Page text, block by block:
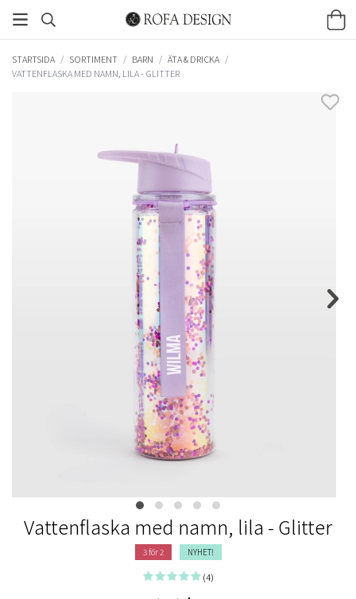
STARTSIDA / SORTIMENT / BARN / ÄTA & DRICKA /
VATTENFLASKA MED NAMN, LILA - GLITTER
Vattenflaska med namn, lila - Glitter
3 för 2 NYHET!
(4)